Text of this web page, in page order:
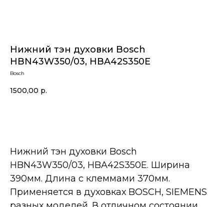
Нижний тэн духовки Bosch
HBN43W350/03, HBA42S350E
Bosch
1500,00 р.
Нижний тэн духовки Bosch
HBN43W350/03, HBA42S350E. Ширина
390мм. Длина с клеммами 370мм.
Применяется в духовках BOSCH, SIEMENS